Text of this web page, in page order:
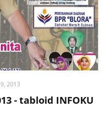
2013
- tabloid INFOKU